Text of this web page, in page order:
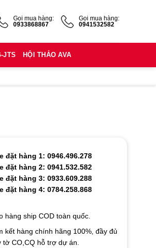
Gọi mua hàng:
0933868867
Gọi mua hàng:
0941532582
JTS HỘI THẢO AVA
đặt hàng 1: 0946.496.278
đặt hàng 2: 0941.532.582
đặt hàng 3: 0933.609.288
đặt hàng 4: 0784.258.868
hàng ship COD toàn quốc.
kết hàng chính hãng 100%, đầy đủ
tờ CO,CQ hỗ trợ dự án.